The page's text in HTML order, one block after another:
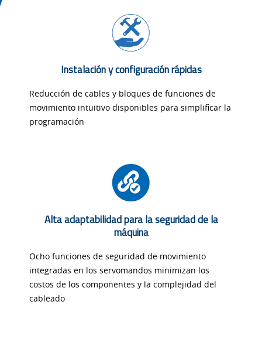
Instalación y configuración rápidas
Reducción de cables y bloques de funciones de
movimiento intuitivo disponibles para simplificar la
programación
Alta adaptabilidad para la seguridad de la
máquina
Ocho funciones de seguridad de movimiento
integradas en los servomandos minimizan los
costos de los componentes y la complejidad del
cableado